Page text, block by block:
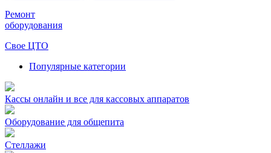
Ремонт
оборудования
Свое ЦТО
Популярные категории
Кассы онлайн и все для кассовых аппаратов
Оборудование для общепита
Стеллажи